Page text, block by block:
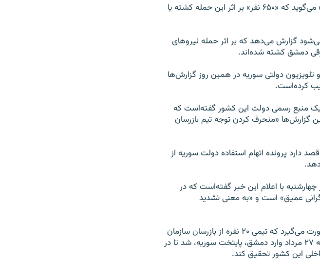
گروه دیگر اپوزیسیون به نام «کمیته هماهنگی محلی» می‌گوید که «۶۵۰ نفر» بر اثر این حمله کشته یا
گزارش می‌دهد که بر اثر حمله نیروهای
دولتی سوریه در همین روز گزارش‌ها
کرده‌است.
یک منبع رسمی دولت این کشور گفته‌است که
گزارش‌ها «منحرف کردن توجه تیم بازرسان
دارد پرونده اتهام استفاده دولت سوریه از
چهارشنبه با اعلام این خبر گفته‌است که در
عمیق» است و «به معنی تشدید
متهم کردن دولت بشار اسد به این حملات در حالی صورت می‌گیرد که تیمی ۲۰ نفره از بازرسان سازمان
ملل به سرپرستی «آکه سلستروم» سوئدی روز یک‌شنبه ۲۷ مرداد وارد دمشق، پایتخت سوریه، شد تا در
این کشور تحقیق کند.